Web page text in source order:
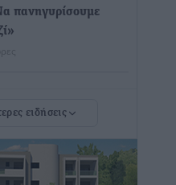
πανηγυρίσουμε
Πίστας
ντεμαράζ
ειδήσεις